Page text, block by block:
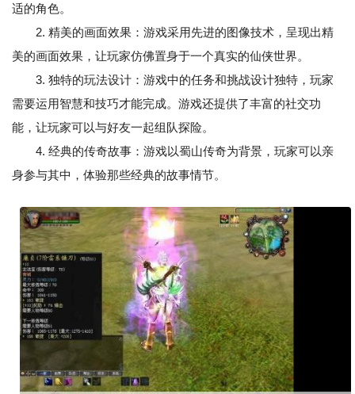
适的角色。
2. 精美的画面效果：游戏采用先进的图像技术，呈现出精
美的画面效果，让玩家仿佛置身于一个真实的仙侠世界。
3. 独特的玩法设计：游戏中的任务和挑战设计独特，玩家
需要运用智慧和技巧才能完成。游戏还提供了丰富的社交功
能，让玩家可以与好友一起组队探险。
4. 经典的传奇故事：游戏以蜀山传奇为背景，玩家可以亲
身参与其中，体验那些经典的故事情节。